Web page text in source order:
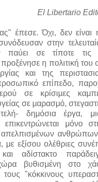
El Libertario
έπεσε. Όχι, δεν
στην
σε τίποτε τις
η πολιτική του
και της
επίπεδο,
σε κρίσιμες
σε μαρασμό,
δημόσια έργα,
μόνο
απελπισμένων
εξίσου ολέθριες
αδίστακτο
βυθισμένη στο
"κόκκινους